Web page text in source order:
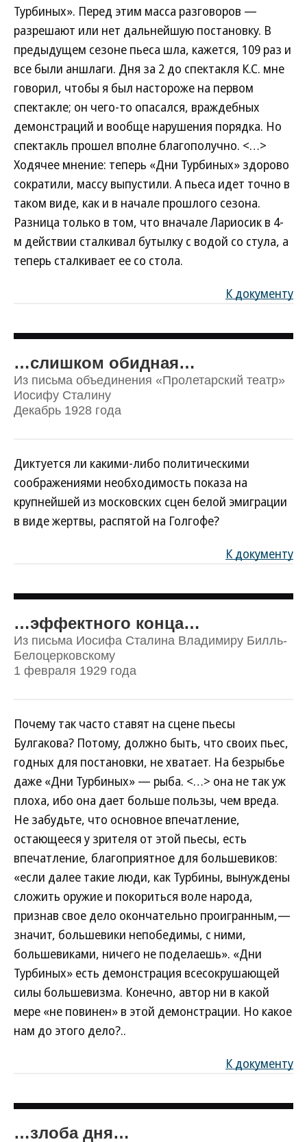
Турбиных». Перед этим масса разговоров —
разрешают или нет дальнейшую постановку. В
предыдущем сезоне пьеса шла, кажется, 109 раз и
все были аншлаги. Дня за 2 до спектакля К.С. мне
говорил, чтобы я был настороже на первом
спектакле; он чего-то опасался, враждебных
демонстраций и вообще нарушения порядка. Но
спектакль прошел вполне благополучно. <…>
Ходячее мнение: теперь «Дни Турбиных» здорово
сократили, массу выпустили. А пьеса идет точно в
таком виде, как и в начале прошлого сезона.
Разница только в том, что вначале Лариосик в 4-
м действии сталкивал бутылку с водой со стула, а
теперь сталкивает ее со стола.
К документу
…слишком обидная…
Из письма объединения «Пролетарский театр»
Иосифу Сталину
Декабрь 1928 года
Диктуется ли какими-либо политическими
соображениями необходимость показа на
крупнейшей из московских сцен белой эмиграции
в виде жертвы, распятой на Голгофе?
К документу
…эффектного конца…
Из письма Иосифа Сталина Владимиру Билль-
Белоцерковскому
1 февраля 1929 года
Почему так часто ставят на сцене пьесы
Булгакова? Потому, должно быть, что своих пьес,
годных для постановки, не хватает. На безрыбье
даже «Дни Турбиных» — рыба. <…> она не так уж
плоха, ибо она дает больше пользы, чем вреда.
Не забудьте, что основное впечатление,
остающееся у зрителя от этой пьесы, есть
впечатление, благоприятное для большевиков:
«если далее такие люди, как Турбины, вынуждены
сложить оружие и покориться воле народа,
признав свое дело окончательно проигранным,—
значит, большевики непобедимы, с ними,
большевиками, ничего не поделаешь». «Дни
Турбиных» есть демонстрация всесокрушающей
силы большевизма. Конечно, автор ни в какой
мере «не повинен» в этой демонстрации. Но какое
нам до этого дело?..
К документу
…злоба дня…